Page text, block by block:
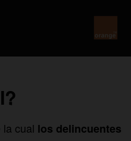
cual los delincuentes